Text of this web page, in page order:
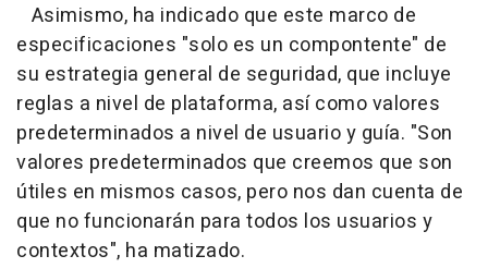
Asimismo, ha indicado que este marco de
especificaciones "solo es un compontente" de
su estrategia general de seguridad, que incluye
reglas a nivel de plataforma, así como valores
predeterminados a nivel de usuario y guía. "Son
valores predeterminados que creemos que son
útiles en mismos casos, pero nos dan cuenta de
que no funcionarán para todos los usuarios y
contextos", ha matizado.